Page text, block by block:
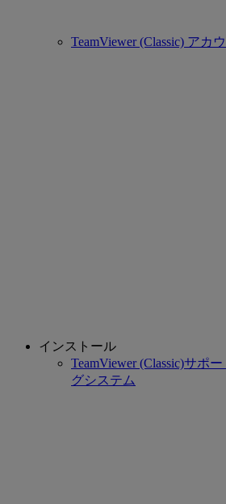
TeamViewer (Classic) アカ
インストール
TeamViewer (Classic)サポ
グシステム